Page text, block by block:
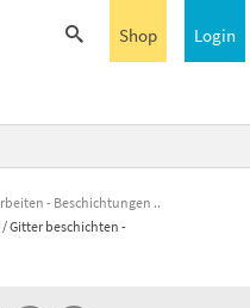
Login
Shop
- Beschichtungen
Gitter beschichten -